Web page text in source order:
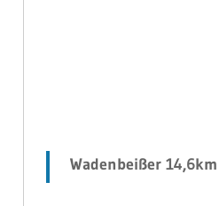
Wadenbeißer